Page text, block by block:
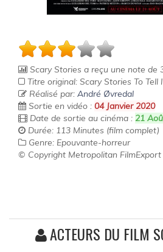
Scary Stories a reçu une note de
Titre original: Scary Stories To Tell
Réalisé par: André Øvredal
Sortie en vidéo : 04 Janvier 2020
Date de sortie au cinéma : 21
Durée: 113 Minutes (film complet)
Genre: Epouvante-horreur
© Copyright Metropolitan FilmExport
ACTEURS DU FILM